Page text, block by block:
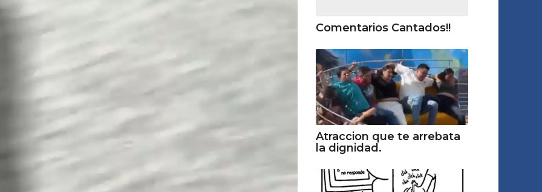
Comentarios Cantados!!
Atraccion que te arrebata
la dignidad.